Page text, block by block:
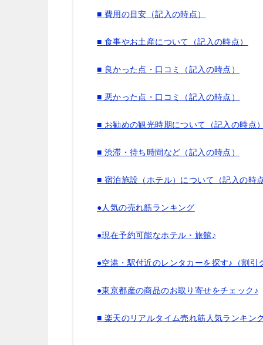
■ 費用の目安（記入の時点）
■ 食事やお土産について（記入の時点）
■ 良かった点・口コミ（記入の時点）
■ 悪かった点・口コミ（記入の時点）
■ お勧めの観光時期について（記入の時点）
■ 渋滞・待ち時間など（記入の時点）
■ 宿泊施設（ホテル）について（記入の時点
●人気の売れ筋ランキング
●現在予約可能なホテル・旅館♪
●空港・駅付近のレンタカーを探す♪（割引
●東京都産の商品のお取り寄せをチェック♪
■ 楽天のリアルタイム売れ筋人気ランキン